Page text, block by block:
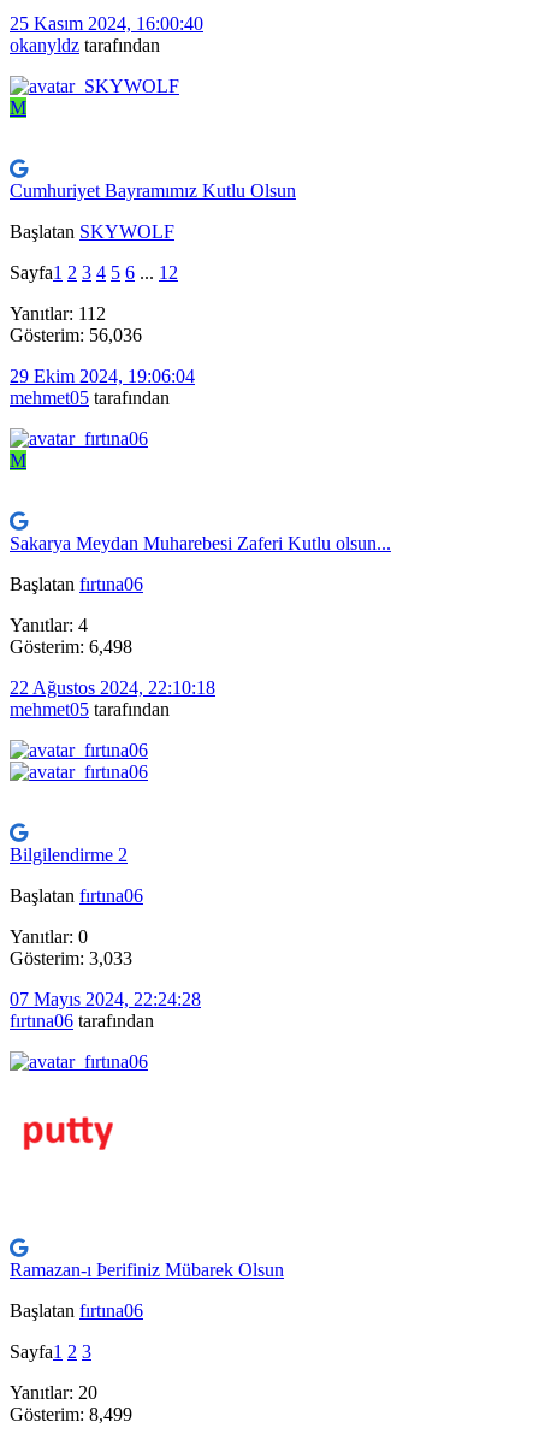
25 Kasım 2024, 16:00:40
okanyldz tarafından
M
Cumhuriyet Bayramımız Kutlu Olsun
Başlatan SKYWOLF
Sayfa1 2 3 4 5 6 ... 12
Yanıtlar: 112
Gösterim: 56,036
29 Ekim 2024, 19:06:04
mehmet05 tarafından
M
Sakarya Meydan Muharebesi Zaferi Kutlu olsun...
Başlatan fırtına06
Yanıtlar: 4
Gösterim: 6,498
22 Ağustos 2024, 22:10:18
mehmet05 tarafından
Bilgilendirme 2
Başlatan fırtına06
Yanıtlar: 0
Gösterim: 3,033
07 Mayıs 2024, 22:24:28
fırtına06 tarafından
Ramazan-ı Þerifiniz Mübarek Olsun
Başlatan fırtına06
Sayfa1 2 3
Yanıtlar: 20
Gösterim: 8,499